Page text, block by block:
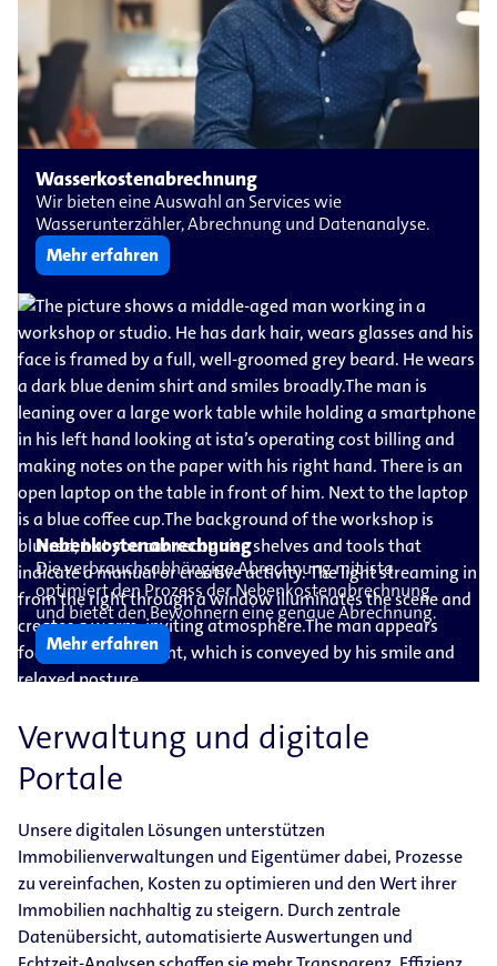
Wasserkostenabrechnung
Wir bieten eine Auswahl an Services wie
Wasserunterzähler, Abrechnung und Datenanalyse.
Mehr erfahren
Nebenkostenabrechnung
Die verbrauchsabhängige Abrechnung mit ista
optimiert den Prozess der Nebenkostenabrechnung
und bietet den Bewohnern eine genaue Abrechnung.
Mehr erfahren
Verwaltung und digitale
Portale
Unsere digitalen Lösungen unterstützen
Immobilienverwaltungen und Eigentümer dabei, Prozesse
zu vereinfachen, Kosten zu optimieren und den Wert ihrer
Immobilien nachhaltig zu steigern. Durch zentrale
Datenübersicht, automatisierte Auswertungen und